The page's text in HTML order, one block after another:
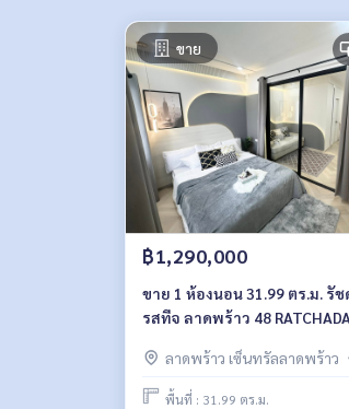
ขาย
฿1,290,000
ขาย 1 ห้องนอน 31.99 ตร.ม. รัช
รสทีจ ลาดพร้าว 48 RATCHADA
ลาดพร้าว เซ็นทรัลลาดพร้าว
พื้นที่ : 31.99 ตร.ม.